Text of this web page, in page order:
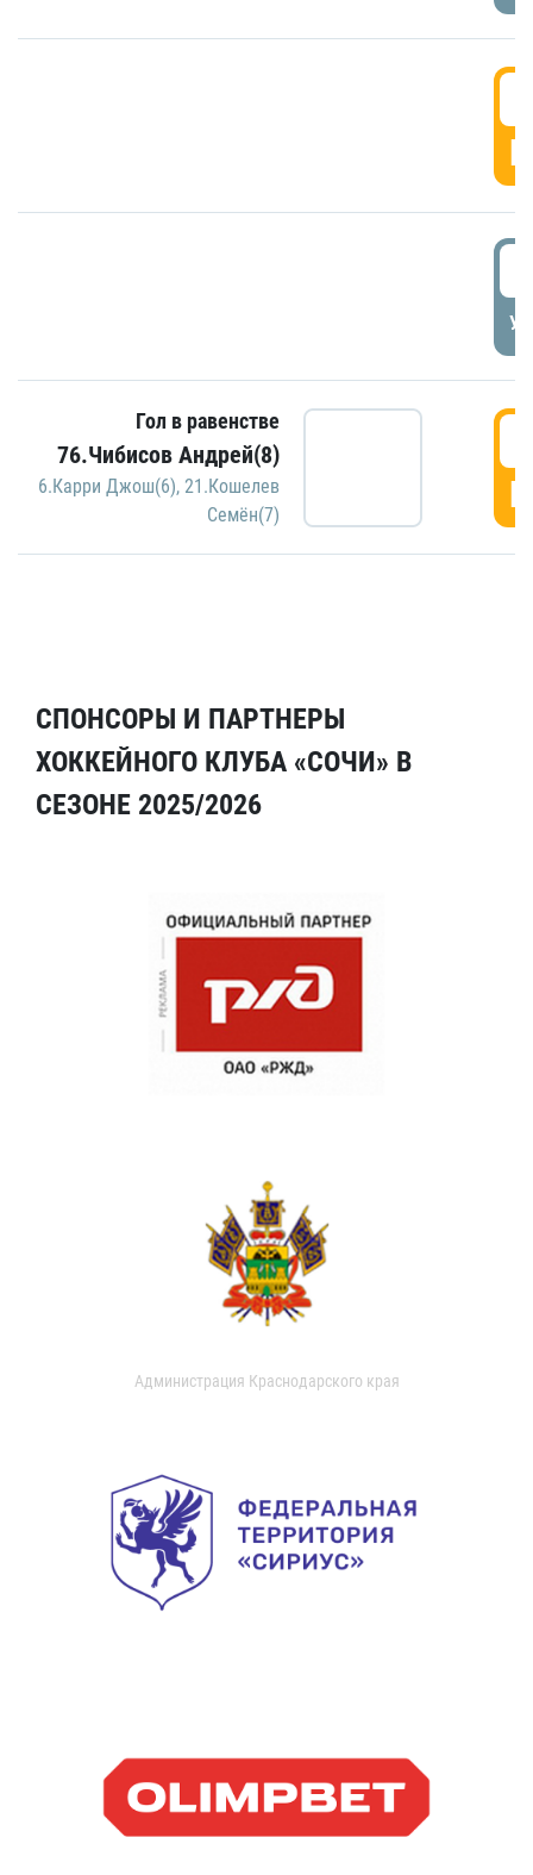
Гол в равенстве
76.Чибисов Андрей(8)
6.Карри Джош(6), 21.Кошелев
Семён(7)
СПОНСОРЫ И ПАРТНЕРЫ
ХОККЕЙНОГО КЛУБА «СОЧИ» В
СЕЗОНЕ 2025/2026
Администрация Краснодарского края